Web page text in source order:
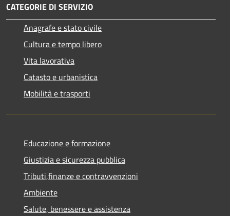
CATEGORIE DI SERVIZIO
Anagrafe e stato civile
Cultura e tempo libero
Vita lavorativa
Catasto e urbanistica
Mobilità e trasporti
Educazione e formazione
Giustizia e sicurezza pubblica
Tributi,finanze e contravvenzioni
Ambiente
Salute, benessere e assistenza